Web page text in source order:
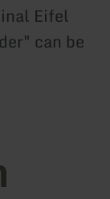
Eifel
can be